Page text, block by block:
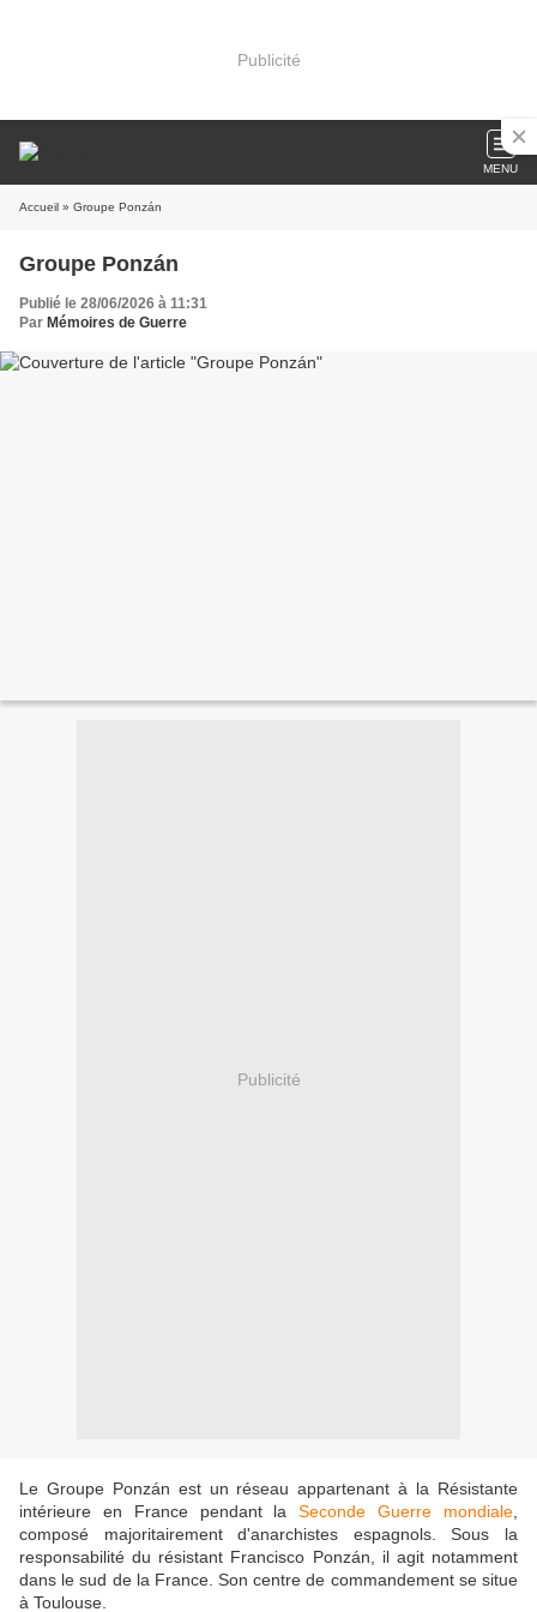
Publicité
MENU
Accueil » Groupe Ponzán
Groupe Ponzán
Publié le 28/06/2026 à 11:31
Par Mémoires de Guerre
Publicité
Le Groupe Ponzán est un réseau appartenant à la Résistante
intérieure en France pendant laSeconde Guerre mondiale
composé majoritairement d'anarchistes espagnols. Sous la
responsabilité du résistant Francisco Ponzán, il agit notamment
dans le sud de la France. Son centre de commandement se situe
à Toulouse.